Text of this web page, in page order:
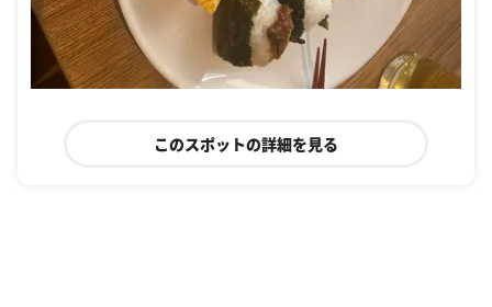
このスポットの詳細を見る